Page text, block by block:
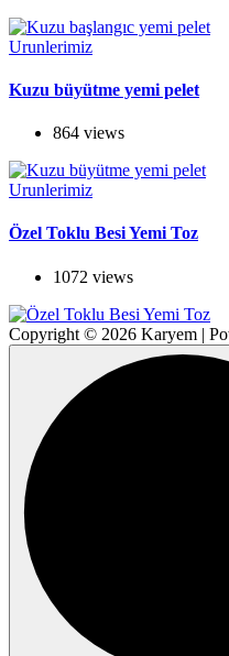
Urunlerimiz
Kuzu büyütme yemi pelet
864 views
Urunlerimiz
Özel Toklu Besi Yemi Toz
1072 views
Copyright © 2026 Karyem |